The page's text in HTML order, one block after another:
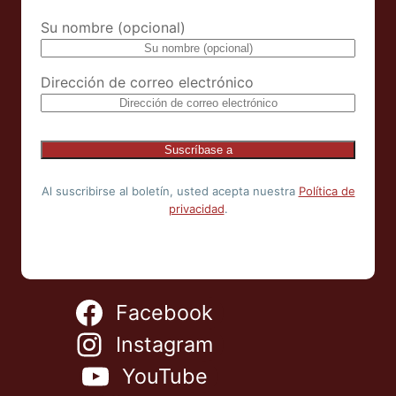
Su nombre (opcional)
Dirección de correo electrónico
Al suscribirse al boletín, usted acepta nuestra Política de
privacidad.
Facebook
Instagram
YouTube